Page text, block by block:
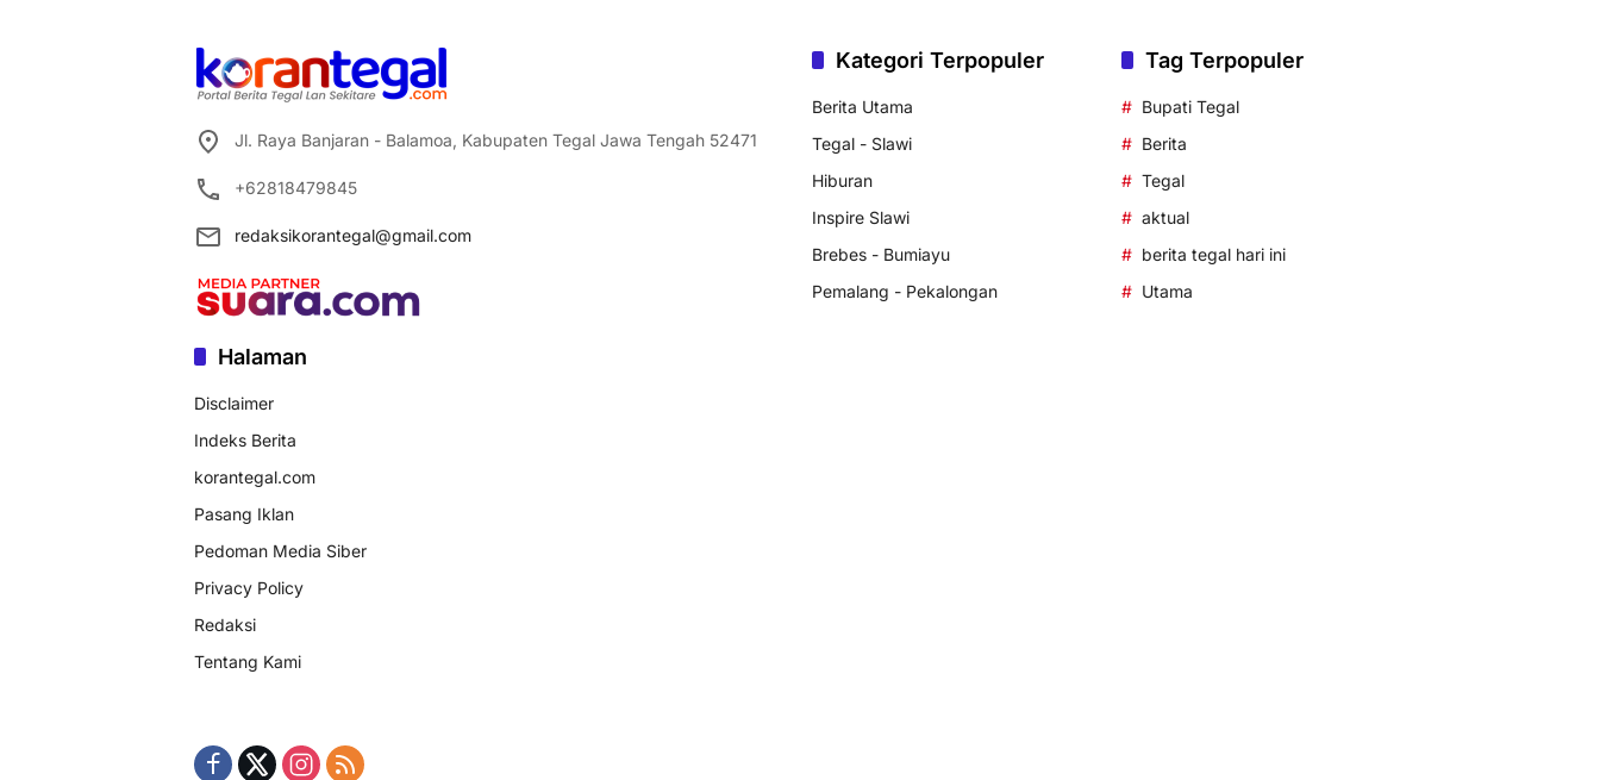
Jl. Raya Banjaran - Balamoa, Kabupaten Tegal Jawa Tengah 52471
+62818479845
redaksikorantegal@gmail.com
Halaman
Disclaimer
Indeks Berita
korantegal.com
Pasang Iklan
Pedoman Media Siber
Privacy Policy
Redaksi
Tentang Kami
Kategori Terpopuler
Berita Utama
Tegal - Slawi
Hiburan
Inspire Slawi
Brebes - Bumiayu
Pemalang - Pekalongan
Tag Terpopuler
Bupati Tegal
Berita
Tegal
aktual
berita tegal hari ini
Utama